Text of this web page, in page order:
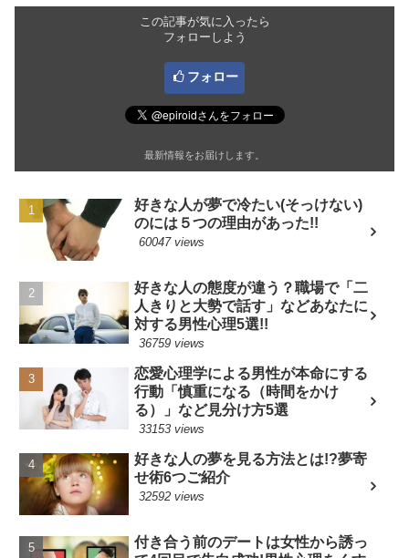
この記事が気に入ったら
フォローしよう
フォロー
最新情報をお届けします。
好きな人が夢で冷たい(そっけない)
のには５つの理由があった!!
60047 views
好きな人の態度が違う？職場で「二
人きりと大勢で話す」などあなたに
対する男性心理5選!!
36759 views
恋愛心理学による男性が本命にする
行動「慎重になる（時間をかけ
る）」など見分け方5選
33153 views
好きな人の夢を見る方法とは!?夢寄
せ術6つご紹介
32592 views
付き合う前のデートは女性から誘っ